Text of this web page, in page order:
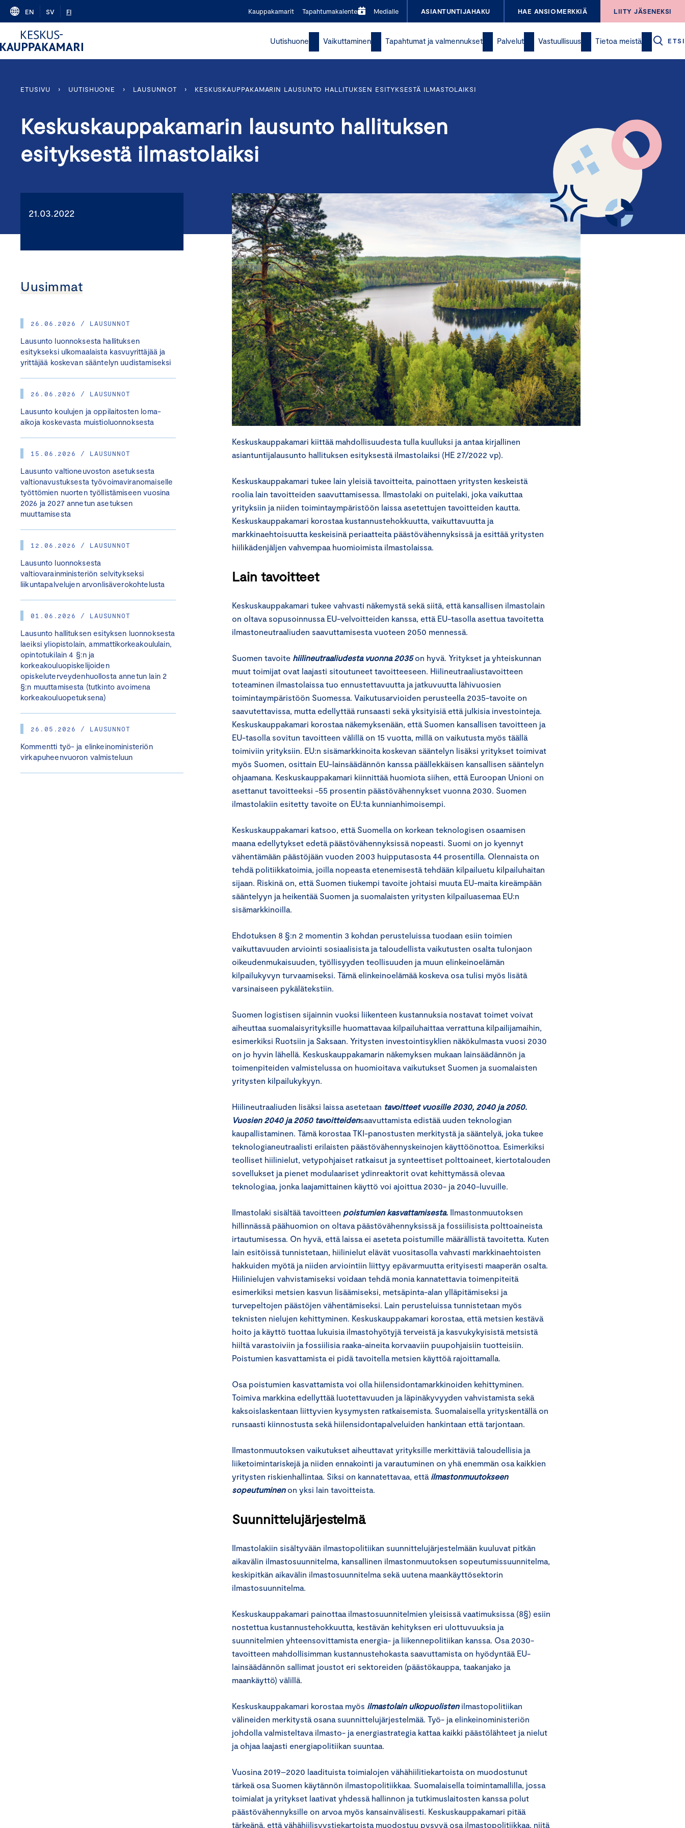
Skip
content
EN SV FI Kauppakamarit Tapahtumakalenteri Medialle ASIANTUNTIJAHAKU HAE ANSIOMERKKIÄ LIITY JÄSENEKSI
Uutishuone Vaikuttaminen Tapahtumat ja valmennukset Palvelut Vastuullisuus Tietoa meistä ETSI
ETUSIVU › UUTISHUONE › LAUSUNNOT › KESKUSKAUPPAKAMARIN LAUSUNTO HALLITUKSEN ESITYKSESTÄ ILMASTOLAIKSI
Keskuskauppakamarin lausunto hallituksen
esityksestä ilmastolaiksi
21.03.2022
Uusimmat
26.06.2026 / LAUSUNNOT
Lausunto luonnoksesta hallituksen
esitykseksi ulkomaalaista kasvuyrittäjää ja
yrittäjää koskevan sääntelyn uudistamiseksi
26.06.2026 / LAUSUNNOT
Lausunto koulujen ja oppilaitosten loma-
aikoja koskevasta muistioluonnoksesta
15.06.2026 / LAUSUNNOT
Lausunto valtioneuvoston asetuksesta
valtionavustuksesta työvoimaviranomaiselle
työttömien nuorten työllistämiseen vuosina
2026 ja 2027 annetun asetuksen
muuttamisesta
12.06.2026 / LAUSUNNOT
Lausunto luonnoksesta
valtiovarainministeriön selvitykseksi
liikuntapalvelujen arvonlisäverokohtelusta
01.06.2026 / LAUSUNNOT
Lausunto hallituksen esityksen luonnoksesta
laeiksi yliopistolain, ammattikorkeakoululain,
opintotukilain 4 §:n ja
korkeakouluopiskelijoiden
opiskeluterveydenhuollosta annetun lain 2
§:n muuttamisesta (tutkinto avoimena
korkeakouluopetuksena)
26.05.2026 / LAUSUNNOT
Kommentti työ- ja elinkeinoministeriön
virkapuheenvuoron valmisteluun
Keskuskauppakamari kiittää mahdollisuudesta tulla kuulluksi ja antaa kirjallinen
asiantuntijalausunto hallituksen esityksestä ilmastolaiksi (HE 27/2022 vp).
Keskuskauppakamari tukee lain yleisiä tavoitteita, painottaen yritysten keskeistä
roolia lain tavoitteiden saavuttamisessa. Ilmastolaki on puitelaki, joka vaikuttaa
yrityksiin ja niiden toimintaympäristöön laissa asetettujen tavoitteiden kautta.
Keskuskauppakamari korostaa kustannustehokkuutta, vaikuttavuutta ja
markkinaehtoisuutta keskeisinä periaatteita päästövähennyksissä ja esittää yritysten
hiilikädenjäljen vahvempaa huomioimista ilmastolaissa.
Lain tavoitteet
Keskuskauppakamari tukee vahvasti näkemystä sekä siitä, että kansallisen ilmastolain
on oltava sopusoinnussa EU-velvoitteiden kanssa, että EU-tasolla asettua tavoitetta
ilmastoneutraaliuden saavuttamisesta vuoteen 2050 mennessä.
Suomen tavoite hiilineutraaliudesta vuonna 2035on hyvä. Yritykset ja yhteiskunnan
muut toimijat ovat laajasti sitoutuneet tavoitteeseen. Hiilineutraaliustavoitteen
toteaminen ilmastolaissa tuo ennustettavuutta ja jatkuvuutta lähivuosien
toimintaympäristöön Suomessa. Vaikutusarvioiden perusteella 2035-tavoite on
saavutettavissa, mutta edellyttää runsaasti sekä yksityisiä että julkisia investointeja.
Keskuskauppakamari korostaa näkemyksenään, että Suomen kansallisen tavoitteen ja
EU-tasolla sovitun tavoitteen välillä on 15 vuotta, millä on vaikutusta myös täällä
toimiviin yrityksiin. EU:n sisämarkkinoita koskevan sääntelyn lisäksi yritykset toimivat
myös Suomen, osittain EU-lainsäädännön kanssa päällekkäisen kansallisen sääntelyn
ohjaamana. Keskuskauppakamari kiinnittää huomiota siihen, että Euroopan Unioni on
asettanut tavoitteeksi -55 prosentin päästövähennykset vuonna 2030. Suomen
ilmastolakiin esitetty tavoite on EU:ta kunnianhimoisempi.
Keskuskauppakamari katsoo, että Suomella on korkean teknologisen osaamisen
maana edellytykset edetä päästövähennyksissä nopeasti. Suomi on jo kyennyt
vähentämään päästöjään vuoden 2003 huipputasosta 44 prosentilla. Olennaista on
tehdä politiikkatoimia, joilla nopeasta etenemisestä tehdään kilpailuetu kilpailuhaitan
sijaan. Riskinä on, että Suomen tiukempi tavoite johtaisi muuta EU-maita kireämpään
sääntelyyn ja heikentää Suomen ja suomalaisten yritysten kilpailuasemaa EU:n
sisämarkkinoilla.
Ehdotuksen 8 §:n 2 momentin 3 kohdan perusteluissa tuodaan esiin toimien
vaikuttavuuden arviointi sosiaalisista ja taloudellista vaikutusten osalta tulonjaon
oikeudenmukaisuuden, työllisyyden teollisuuden ja muun elinkeinoelämän
kilpailukyvyn turvaamiseksi. Tämä elinkeinoelämää koskeva osa tulisi myös lisätä
varsinaiseen pykälätekstiin.
Suomen logistisen sijainnin vuoksi liikenteen kustannuksia nostavat toimet voivat
aiheuttaa suomalaisyrityksille huomattavaa kilpailuhaittaa verrattuna kilpailijamaihin,
esimerkiksi Ruotsiin ja Saksaan. Yritysten investointisyklien näkökulmasta vuosi 2030
on jo hyvin lähellä. Keskuskauppakamarin näkemyksen mukaan lainsäädännön ja
toimenpiteiden valmistelussa on huomioitava vaikutukset Suomen ja suomalaisten
yritysten kilpailukykyyn.
Hiilineutraaliuden lisäksi laissa asetetaan tavoitteet vuosille 2030, 2040 ja 2050.
Vuosien 2040 ja 2050 tavoitteidensaavuttamista edistää uuden teknologian
kaupallistaminen. Tämä korostaa TKI-panostusten merkitystä ja sääntelyä, joka tukee
teknologianeutraalisti erilaisten päästövähennyskeinojen käyttöönottoa. Esimerkiksi
teolliset hiilinielut, vetypohjaiset ratkaisut ja synteettiset polttoaineet, kiertotalouden
sovellukset ja pienet modulaariset ydinreaktorit ovat kehittymässä olevaa
teknologiaa, jonka laajamittainen käyttö voi ajoittua 2030- ja 2040-luvuille.
Ilmastolaki sisältää tavoitteen poistumien kasvattamisesta. Ilmastonmuutoksen
hillinnässä päähuomion on oltava päästövähennyksissä ja fossiilisista polttoaineista
irtautumisessa. On hyvä, että laissa ei aseteta poistumille määrällistä tavoitetta. Kuten
lain esitöissä tunnistetaan, hiilinielut elävät vuositasolla vahvasti markkinaehtoisten
hakkuiden myötä ja niiden arviointiin liittyy epävarmuutta erityisesti maaperän osalta.
Hiilinielujen vahvistamiseksi voidaan tehdä monia kannatettavia toimenpiteitä
esimerkiksi metsien kasvun lisäämiseksi, metsäpinta-alan ylläpitämiseksi ja
turvepeltojen päästöjen vähentämiseksi. Lain perusteluissa tunnistetaan myös
teknisten nielujen kehittyminen. Keskuskauppakamari korostaa, että metsien kestävä
hoito ja käyttö tuottaa lukuisia ilmastohyötyjä terveistä ja kasvukykyisistä metsistä
hiiltä varastoiviin ja fossiilisia raaka-aineita korvaaviin puupohjaisiin tuotteisiin.
Poistumien kasvattamista ei pidä tavoitella metsien käyttöä rajoittamalla.
Osa poistumien kasvattamista voi olla hiilensidontamarkkinoiden kehittyminen.
Toimiva markkina edellyttää luotettavuuden ja läpinäkyvyyden vahvistamista sekä
kaksoislaskentaan liittyvien kysymysten ratkaisemista. Suomalaisella yrityskentällä on
runsaasti kiinnostusta sekä hiilensidontapalveluiden hankintaan että tarjontaan.
Ilmastonmuutoksen vaikutukset aiheuttavat yrityksille merkittäviä taloudellisia ja
liiketoimintariskejä ja niiden ennakointi ja varautuminen on yhä enemmän osa kaikkien
yritysten riskienhallintaa. Siksi on kannatettavaa, että ilmastonmuutokseen
sopeutuminenon yksi lain tavoitteista.
Suunnittelujärjestelmä
Ilmastolakiin sisältyvään ilmastopolitiikan suunnittelujärjestelmään kuuluvat pitkän
aikavälin ilmastosuunnitelma, kansallinen ilmastonmuutoksen sopeutumissuunnitelma,
keskipitkän aikavälin ilmastosuunnitelma sekä uutena maankäyttösektorin
ilmastosuunnitelma.
Keskuskauppakamari painottaa ilmastosuunnitelmien yleisissä vaatimuksissa (8§) esiin
nostettua kustannustehokkuutta, kestävän kehityksen eri ulottuvuuksia ja
suunnitelmien yhteensovittamista energia- ja liikennepolitiikan kanssa. Osa 2030-
tavoitteen mahdollisimman kustannustehokasta saavuttamista on hyödyntää EU-
lainsäädännön sallimat joustot eri sektoreiden (päästökauppa, taakanjako ja
maankäyttö) välillä.
Keskuskauppakamari korostaa myös ilmastolain ulkopuolistenilmastopolitiikan
välineiden merkitystä osana suunnittelujärjestelmää. Työ- ja elinkeinoministeriön
johdolla valmisteltava ilmasto- ja energiastrategia kattaa kaikki päästölähteet ja nielut
ja ohjaa laajasti energiapolitiikan suuntaa.
Vuosina 2019–2020 laadituista toimialojen vähähiilitiekartoista on muodostunut
tärkeä osa Suomen käytännön ilmastopolitiikkaa. Suomalaisella toimintamallilla, jossa
toimialat ja yritykset laativat yhdessä hallinnon ja tutkimuslaitosten kanssa polut
päästövähennyksille on arvoa myös kansainvälisesti. Keskuskauppakamari pitää
tärkeänä, että vähähiilisyystiekartoista muodostuu pysyvä osa ilmastopolitiikkaa, niitä